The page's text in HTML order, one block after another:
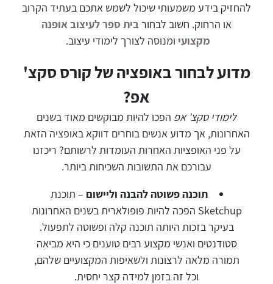
להחזיק בידע משמעותי שיכול לשמש אתכם בעתיד הקרוב
או הרחוק. חשוב לבחורבית ספר לעיצוב אופנה
מקצועי ומנוסה לצורך לימודי עיצוב.
מדוע לבחור באופציה של קורס סקצ'
אפ?
לימודי סקצ' אפ הפכו להיות מבוקשים מאוד בשנים
האחרונות, אך מדוע אנשים בוחרים דווקא באופציה הזאת
על פני האופציות האחרות העומדות לרשותם? ריכזנו
עבורכם את התשובות השכיחות ביותר.
תוכנה פשוטה להבנה וליישום – תוכנת
Sketchup הפכה להיות פופולארית בשנים האחרונות
בעיקר בזכות היותה תוכנה קלה ופשוטה לתפעול.
סטודנטים ואנשי מקצוע רבים טוענים כי היא מביאה
תמורה מלאה לרצונות ולשאיפות המקצועיים שלהם,
וכל זה בזמן למידה קצר יחסית.